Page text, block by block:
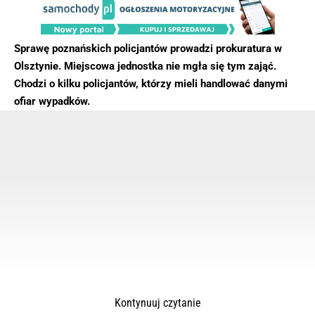
Sprawę poznańskich policjantów prowadzi prokuratura w
Olsztynie. Miejscowa jednostka nie mgła się tym zająć.
Chodzi o kilku policjantów, którzy mieli handlować danymi
ofiar wypadków.
Kontynuuj czytanie